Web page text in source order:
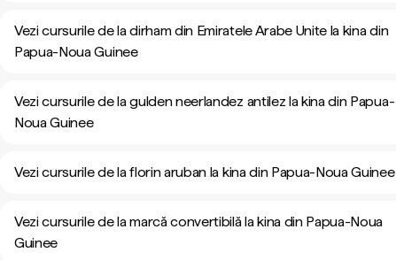
Vezi cursurile de la dirham din Emiratele Arabe Unite la kina din
Papua-Noua Guinee
Vezi cursurile de la gulden neerlandez antilez la kina din Papua-
Noua Guinee
Vezi cursurile de la florin aruban la kina din Papua-Noua Guinee
Vezi cursurile de la marcă convertibilă la kina din Papua-Noua
Guinee